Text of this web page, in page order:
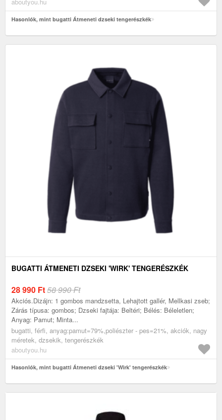
Hasonlók, mint bugatti Átmeneti dzseki tengerészkék
BUGATTI ÁTMENETI DZSEKI 'WIRK' TENGERÉSZKÉK
28 990 Ft58 990 Ft
Akciós.Dizájn: 1 gombos mandzsetta, Lehajtott gallér, Mellkasi zseb;
Zárás típusa: gombos; Dzseki fajtája: Beltéri; Bélés: Béleletlen;
Anyag: Pamut; Minta...
bugatti, férfi, anyag:pamut=79%,poliészter - pes=21%, akciók, nagy
méretek, dzsekik, tengerészkék
aboutyou.hu
Hasonlók, mint bugatti Átmeneti dzseki 'Wirk' tengerészkék